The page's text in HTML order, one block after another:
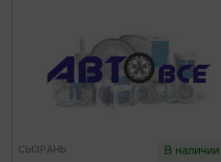
СЫЗРАНЬ В наличии